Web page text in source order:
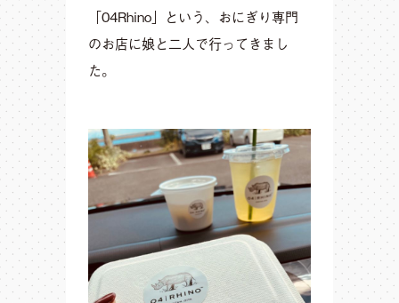
「04Rhino」という、おにぎり専門
のお店に娘と二人で行ってきまし
た。